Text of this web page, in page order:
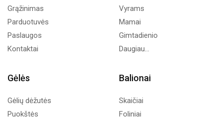
Grąžinimas
Parduotuvės
Paslaugos
Kontaktai
Vyrams
Mamai
Gimtadienio
Daugiau...
Gėlės
Gėlių dėžutės
Puokštės
Balionai
Skaičiai
Foliniai